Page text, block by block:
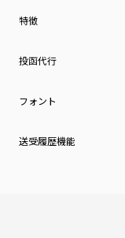
特徴
投函代行
フォント
送受履歴機能